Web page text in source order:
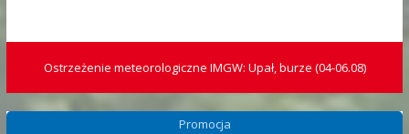
Ostrzeżenie meteorologiczne IMGW: Upał, burze (04-06.08)
Promocja